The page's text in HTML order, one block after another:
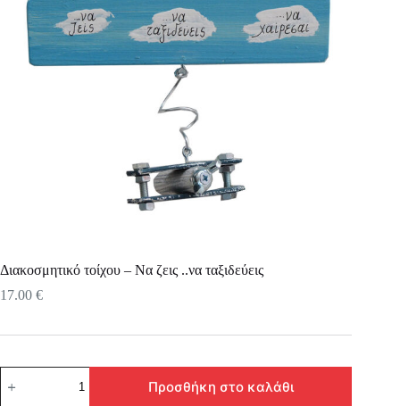
Διακοσμητικό τοίχου – Να ζεις ..να ταξιδεύεις
17.00 €
τοίχου
Προσθήκη στο καλάθι